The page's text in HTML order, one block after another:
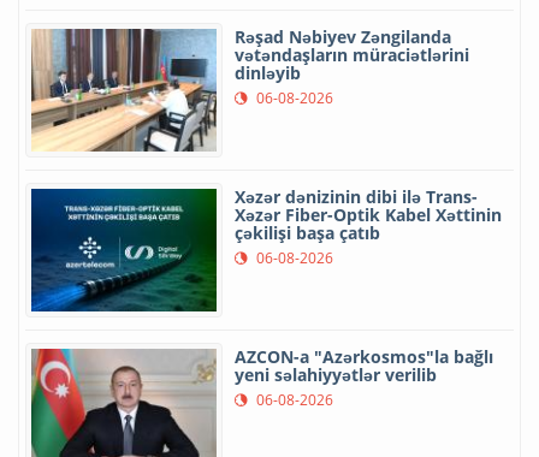
Rəşad Nəbiyev Zəngilanda
vətəndaşların müraciətlərini
dinləyib
06-08-2026
Xəzər dənizinin dibi ilə Trans-
Xəzər Fiber-Optik Kabel Xəttinin
çəkilişi başa çatıb
06-08-2026
AZCON-a "Azərkosmos"la bağlı
yeni səlahiyyətlər verilib
06-08-2026